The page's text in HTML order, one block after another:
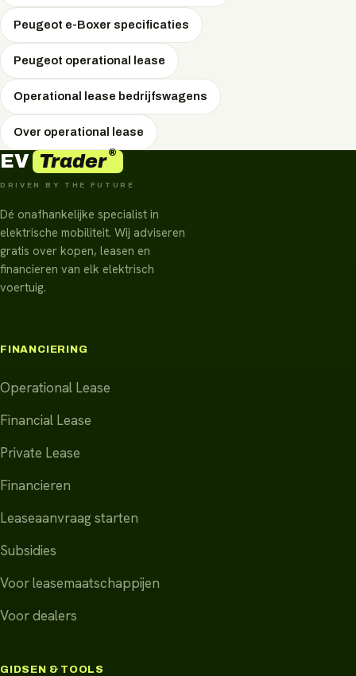
Peugeot e-Boxer specificaties
Peugeot operational lease
Operational lease bedrijfswagens
Over operational lease
EV Trader®
DRIVEN BY THE FUTURE
Dé onafhankelijke specialist in
elektrische mobiliteit. Wij adviseren
gratis over kopen, leasen en
financieren van elk elektrisch
voertuig.
FINANCIERING
Operational Lease
Financial Lease
Private Lease
Financieren
Leaseaanvraag starten
Subsidies
Voor leasemaatschappijen
Voor dealers
GIDSEN & TOOLS